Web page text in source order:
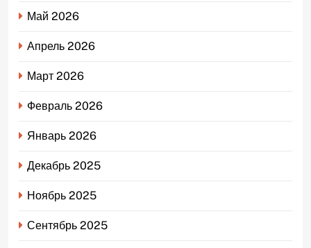
Май 2026
Апрель 2026
Март 2026
Февраль 2026
Январь 2026
Декабрь 2025
Ноябрь 2025
Сентябрь 2025